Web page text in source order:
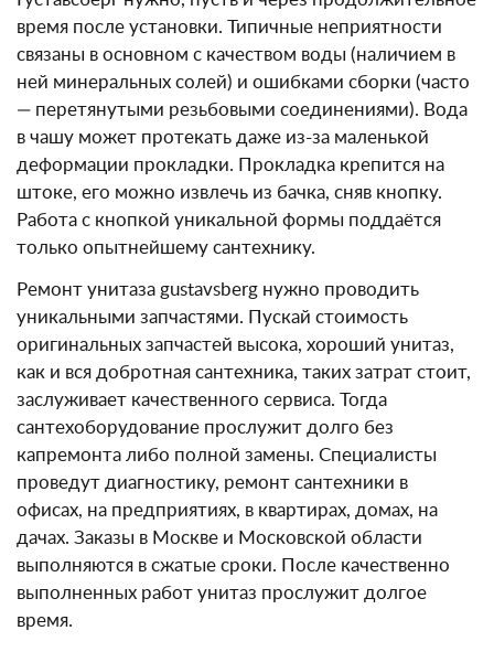
время после установки. Типичные неприятности
связаны в основном с качеством воды (наличием в
ней минеральных солей) и ошибками сборки (часто
— перетянутыми резьбовыми соединениями). Вода
в чашу может протекать даже из-за маленькой
деформации прокладки. Прокладка крепится на
штоке, его можно извлечь из бачка, сняв кнопку.
Работа с кнопкой уникальной формы поддаётся
только опытнейшему сантехнику.
Ремонт унитаза gustavsberg нужно проводить
уникальными запчастями. Пускай стоимость
оригинальных запчастей высока, хороший унитаз,
как и вся добротная сантехника, таких затрат стоит,
заслуживает качественного сервиса. Тогда
сантехоборудование прослужит долго без
капремонта либо полной замены. Специалисты
проведут диагностику, ремонт сантехники в
офисах, на предприятиях, в квартирах, домах, на
дачах. Заказы в Москве и Московской области
выполняются в сжатые сроки. После качественно
выполненных работ унитаз прослужит долгое
время.